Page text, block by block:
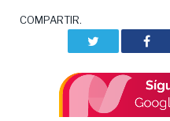
COMPARTIR.